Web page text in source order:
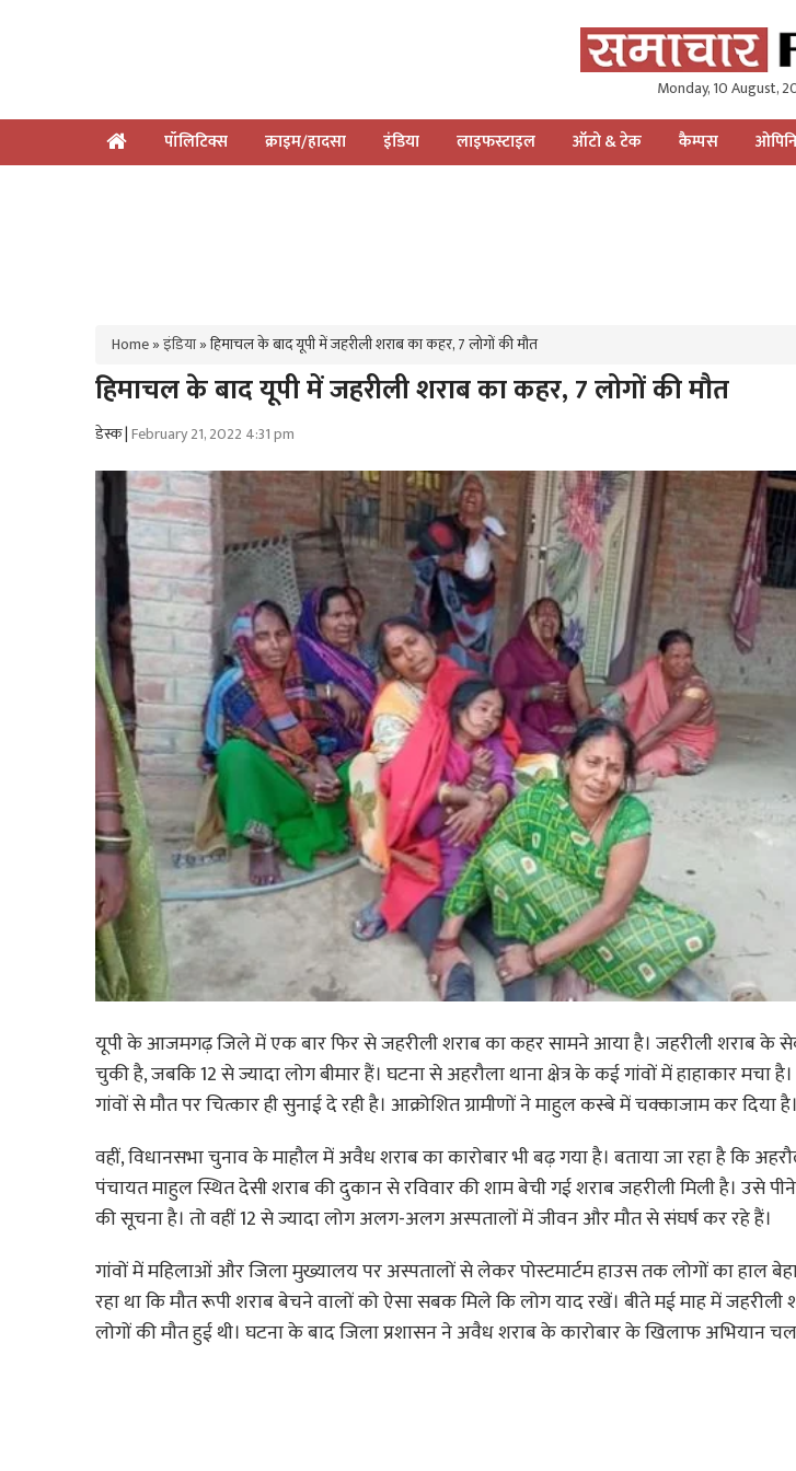
Monday, 10 August,
पॉलिटिक्स क्राइम/हादसा इंडिया लाइफस्टाइल ऑटो & टेक कैम्पस
Home»इंडिया»हिमाचल के बाद यूपी में जहरीली शराब का कहर, 7 लोगों की मौत
हिमाचल के बाद यूपी में जहरीली शराब का कहर, 7 लोगों की मौत
डेस्क |February 21, 2022 4:31 pm
यूपी के आजमगढ़ जिले में एक बार फिर से जहरीली शराब का कहर सामने आया है। जहरीली शराब के
चुकी है, जबकि 12 से ज्यादा लोग बीमार हैं। घटना से अहरौला थाना क्षेत्र के कई गांवों में हाहाकार
गांवों से मौत पर चित्कार ही सुनाई दे रही है। आक्रोशित ग्रामीणों ने माहुल कस्बे में चक्काजाम कर दिया
वहीं, विधानसभा चुनाव के माहौल में अवैध शराब का कारोबार भी बढ़ गया है। बताया जा रहा है कि
पंचायत माहुल स्थित देसी शराब की दुकान से रविवार की शाम बेची गई शराब जहरीली मिली है। उसे
की सूचना है। तो वहीं 12 से ज्यादा लोग अलग-अलग अस्पतालों में जीवन और मौत से संघर्ष कर रहे हैं।
गांवों में महिलाओं और जिला मुख्यालय पर अस्पतालों से लेकर पोस्टमार्टम हाउस तक लोगों का हाल
रहा था कि मौत रूपी शराब बेचने वालों को ऐसा सबक मिले कि लोग याद रखें। बीते मई माह में जहरीली
लोगों की मौत हुई थी। घटना के बाद जिला प्रशासन ने अवैध शराब के कारोबार के खिलाफ अभियान